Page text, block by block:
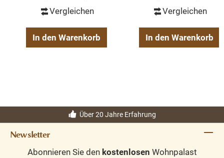
Vergleichen
In den Warenkorb
Vergleichen
In den Warenkorb
Über 20 Jahre Erfahrung
Newsletter
Abonnieren Sie den kostenlosen Wohnpalast